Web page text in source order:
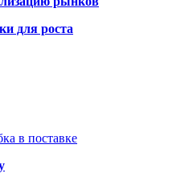
для роста
в поставке